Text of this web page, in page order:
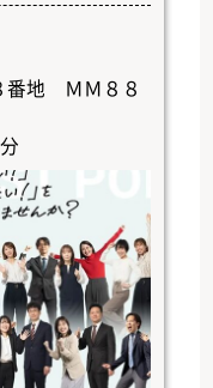
番地 ＭＭ８８